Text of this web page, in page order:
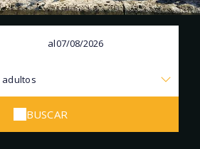
al
adultos
BUSCAR